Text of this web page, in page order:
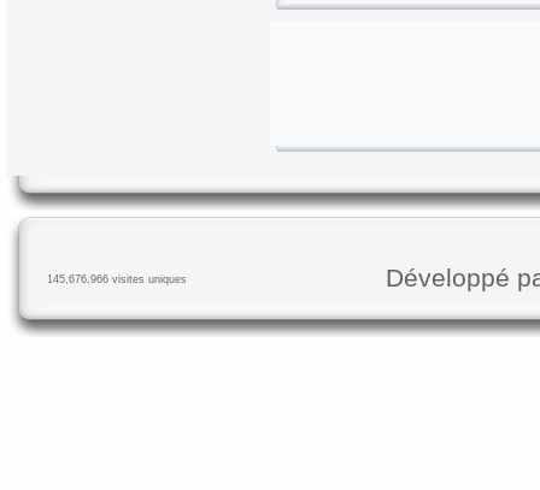
145,676,966 visites uniques Développé